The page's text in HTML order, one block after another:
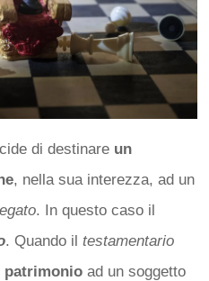
di destinare un
, nella sua interezza, ad un
. In questo caso il
. Quando il testamentario
patrimonioad un soggetto